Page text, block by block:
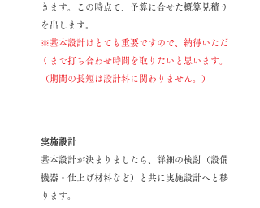
きます。この時点で、予算に合せた概算見積り
を出します。
※基本設計はとても重要ですので、納得いただ
く まで打ち合わせ時間を取りたいと思います。
（期間の長短は設計料に関わりません。）
実施設計
基本設計が決まりましたら、詳細の検討（設備
機器・仕上げ材料など）と共に実施設計へと移
ります。